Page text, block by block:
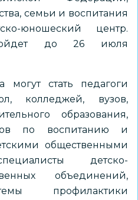
семьи и воспитания
юношеский центр.
до 26 июля
могут стать педагоги
колледжей, вузов,
образования,
по воспитанию и
общественными
детско-
объединений,
профилактики